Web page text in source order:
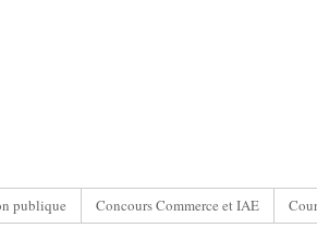
publique Concours Commerce et IAE